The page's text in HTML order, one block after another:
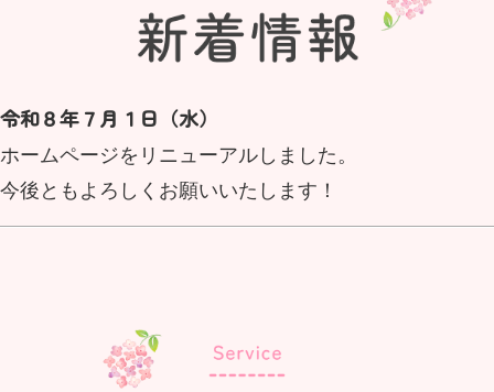
令和８年７月１日（水）
ホームページをリニューアルしました。
今後ともよろしくお願いいたします！